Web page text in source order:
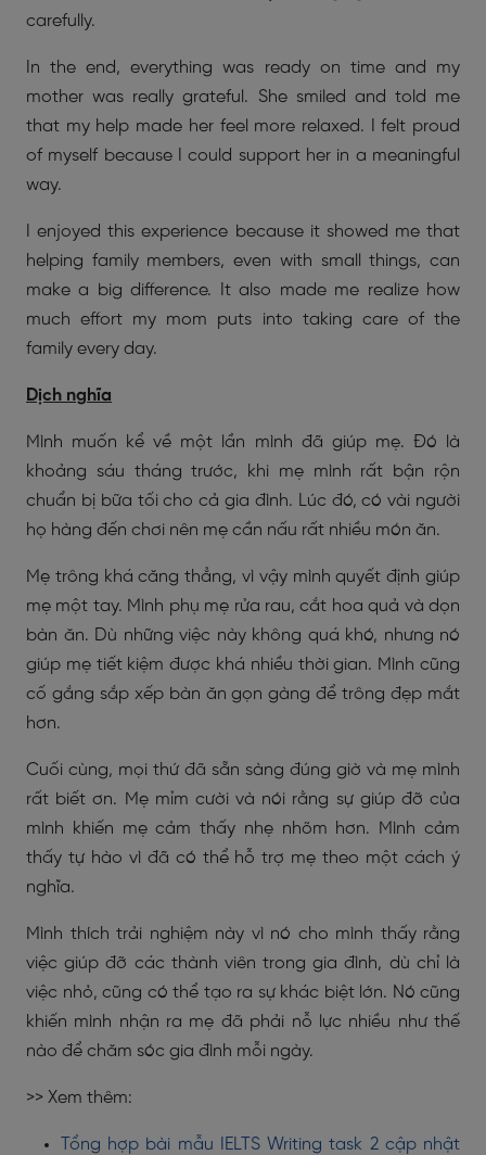
carefully.
In the end, everything was ready on time and my
mother was really grateful. She smiled and told me
that my help made her feel more relaxed. I felt proud
of myself because I could support her in a meaningful
way.
I enjoyed this experience because it showed me that
helping family members, even with small things, can
make a big difference. It also made me realize how
much effort my mom puts into taking care of the
family every day.
Dịch nghĩa
Mình muốn kể về một lần mình đã giúp mẹ. Đó là
khoảng sáu tháng trước, khi mẹ mình rất bận rộn
chuẩn bị bữa tối cho cả gia đình. Lúc đó, có vài người
họ hàng đến chơi nên mẹ cần nấu rất nhiều món ăn.
Mẹ trông khá căng thẳng, vì vậy mình quyết định giúp
mẹ một tay. Mình phụ mẹ rửa rau, cắt hoa quả và dọn
bàn ăn. Dù những việc này không quá khó, nhưng nó
giúp mẹ tiết kiệm được khá nhiều thời gian. Mình cũng
cố gắng sắp xếp bàn ăn gọn gàng để trông đẹp mắt
hơn.
Cuối cùng, mọi thứ đã sẵn sàng đúng giờ và mẹ mình
rất biết ơn. Mẹ mỉm cười và nói rằng sự giúp đỡ của
mình khiến mẹ cảm thấy nhẹ nhõm hơn. Mình cảm
thấy tự hào vì đã có thể hỗ trợ mẹ theo một cách ý
nghĩa.
Mình thích trải nghiệm này vì nó cho mình thấy rằng
việc giúp đỡ các thành viên trong gia đình, dù chỉ là
việc nhỏ, cũng có thể tạo ra sự khác biệt lớn. Nó cũng
khiến mình nhận ra mẹ đã phải nỗ lực nhiều như thế
nào để chăm sóc gia đình mỗi ngày.
>> Xem thêm:
Tổng hợp bài mẫu IELTS Writing task 2 cập nhật